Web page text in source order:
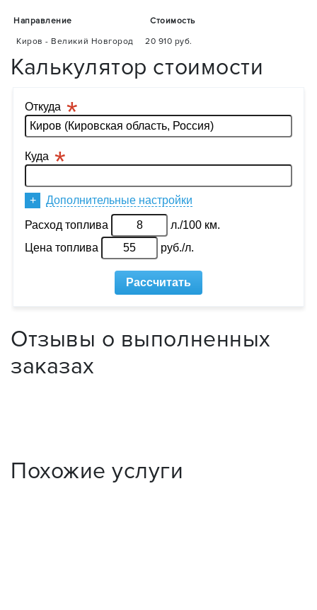
Направление
Стоимость
Киров - Великий Новгород
20 910 руб.
Калькулятор стоимости
Отзывы о выполненных
заказах
Похожие услуги